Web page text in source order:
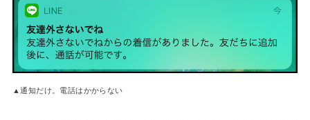
▲通知だけ。電話はかからない